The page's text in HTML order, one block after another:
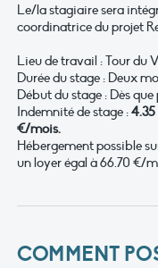
Le/la stagiaire sera
coordinatrice du projet
Lieu de travail : Tour du
Durée du stage : Deux
Début du stage : Dès que
Indemnité de stage :4.35
€/mois.
Hébergement possible
un loyer égal à 66.70 €/
COMMENT